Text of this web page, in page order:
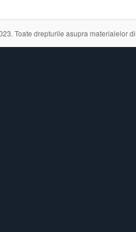
Toate drepturile asupra materialelor